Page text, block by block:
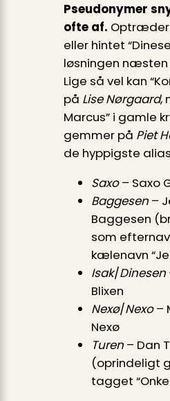
Pseudonymer
ofte af.
eller hintet
løsningen
Lige så vel kan
på Lise Nørgaard,
Marcus” i gamle
gemmer på Piet
de hyppigste
Saxo– Saxo
Baggesen–
Baggesen
som
kælenavn
Isak/Dinesen
Blixen
Nexø/Nexo–
Nexø
Turen– Dan
(oprindeligt
tagget